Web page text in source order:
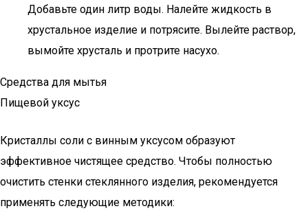
Добавьте один литр воды. Налейте жидкость в
хрустальное изделие и потрясите. Вылейте раствор,
вымойте хрусталь и протрите насухо.
Средства для мытья
Пищевой уксус
Кристаллы соли с винным уксусом образуют
эффективное чистящее средство. Чтобы полностью
очистить стенки стеклянного изделия, рекомендуется
применять следующие методики: